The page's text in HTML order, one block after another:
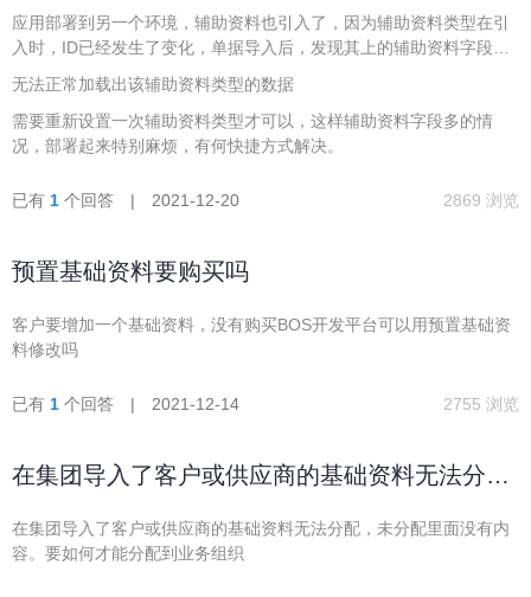
应用部署到另一个环境，辅助资料也引入了，因为辅助资料类型在引
入时，ID已经发生了变化，单据导入后，发现其上的辅助资料字段类
型还是原环境的ID。
无法正常加载出该辅助资料类型的数据
需要重新设置一次辅助资料类型才可以，这样辅助资料字段多的情
况，部署起来特别麻烦，有何快捷方式解决。
已有 1 个回答 | 2021-12-20 2869 浏览
预置基础资料要购买吗
客户要增加一个基础资料，没有购买BOS开发平台可以用预置基础资
料修改吗
已有 1 个回答 | 2021-12-14 2755 浏览
在集团导入了客户或供应商的基础资料无法分
在集团导入了客户或供应商的基础资料无法分配，未分配里面没有内
容。要如何才能分配到业务组织